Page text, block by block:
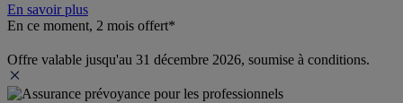
En savoir plus
En ce moment, 2 mois offert*
Offre valable jusqu'au 31 décembre 2026, soumise à conditions.